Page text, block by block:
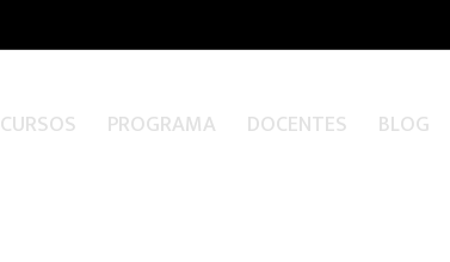
CURSOS PROGRAMA DOCENTES BLOG